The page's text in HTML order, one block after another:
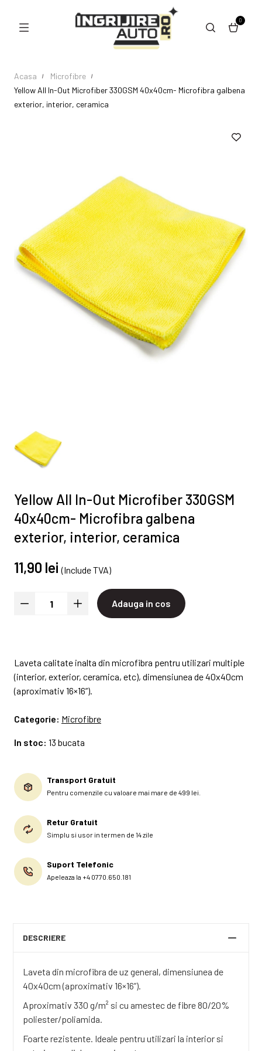
0
Acasa
Microfibre
Yellow All In-Out Microfiber 330GSM 40x40cm- Microfibra galbena
exterior, interior, ceramica
Yellow All In-Out Microfiber 330GSM
40x40cm- Microfibra galbena
exterior, interior, ceramica
11,90 lei (Include TVA)
Adauga in cos
Laveta calitate inalta din microfibra pentru utilizari multiple
(interior, exterior, ceramica, etc), dimensiunea de 40x40cm
(aproximativ 16×16”).
Categorie: Microfibre
In stoc: 13 bucata
Transport Gratuit
Pentru comenzile cu valoare mai mare de 499 lei.
Retur Gratuit
Simplu si usor in termen de 14 zile
Suport Telefonic
Apeleaza la +4 0770.650.181
DESCRIERE
Laveta din microfibra de uz general, dimensiunea de
40x40cm (aproximativ 16×16”).
Aproximativ 330 g/m² si cu amestec de fibre 80/20%
poliester/poliamida.
Foarte rezistente. Ideale pentru utilizari la interior si